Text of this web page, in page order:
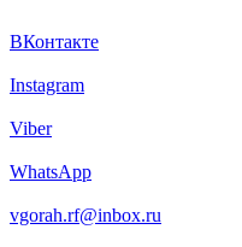
ВКонтакте
Instagram
Viber
WhatsApp
vgorah.rf@inbox.ru